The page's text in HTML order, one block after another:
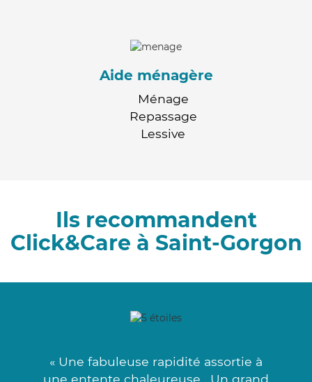
Aide ménagère
Ménage
Repassage
Lessive
Ils recommandent
Click&Care à Saint-Gorgon
« Une fabuleuse rapidité assortie à
une entente chaleureuse . Un grand